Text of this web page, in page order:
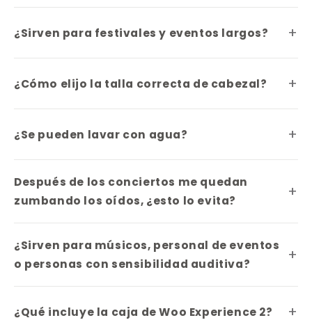
¿Sirven para festivales y eventos largos?
¿Cómo elijo la talla correcta de cabezal?
¿Se pueden lavar con agua?
Después de los conciertos me quedan
zumbando los oídos, ¿esto lo evita?
¿Sirven para músicos, personal de eventos
o personas con sensibilidad auditiva?
¿Qué incluye la caja de Woo Experience 2?